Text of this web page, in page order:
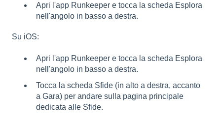
Apri l'app Runkeeper e tocca la scheda Esplora
nell'angolo in basso a destra.
Su iOS:
Apri l'app Runkeeper e tocca la scheda Esplora
nell'angolo in basso a destra.
Tocca la scheda Sfide (in alto a destra, accanto
a Gara) per andare sulla pagina principale
dedicata alle Sfide.